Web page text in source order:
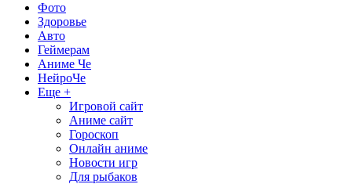
Фото
Здоровье
Авто
Геймерам
Аниме Че
НейроЧе
Еще +
Игровой сайт
Аниме сайт
Гороскоп
Онлайн аниме
Новости игр
Для рыбаков